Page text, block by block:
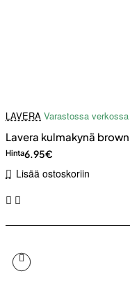
LAVERA Varastossa
Lavera kulmakynä
Hinta6.95€
Lisää ostoskoriin